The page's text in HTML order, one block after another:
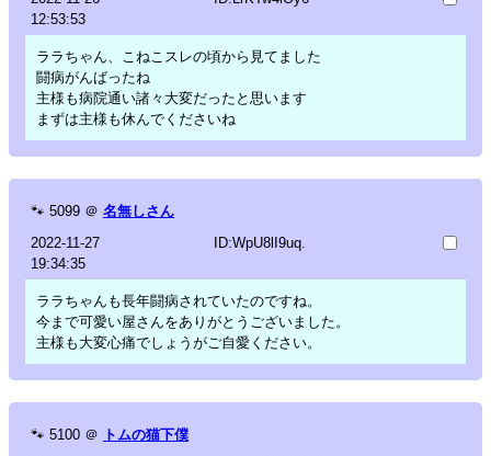
12:53:53
ララちゃん、こねこスレの頃から見てました
闘病がんばったね
主様も病院通い諸々大変だったと思います
まずは主様も休んでくださいね
🐾 5099 ＠ 名無しさん
2022-11-27
19:34:35
ID:WpU8lI9uq.
ララちゃんも長年闘病されていたのですね。
今まで可愛い屋さんをありがとうございました。
主様も大変心痛でしょうがご自愛ください。
🐾 5100 ＠ トムの猫下僕